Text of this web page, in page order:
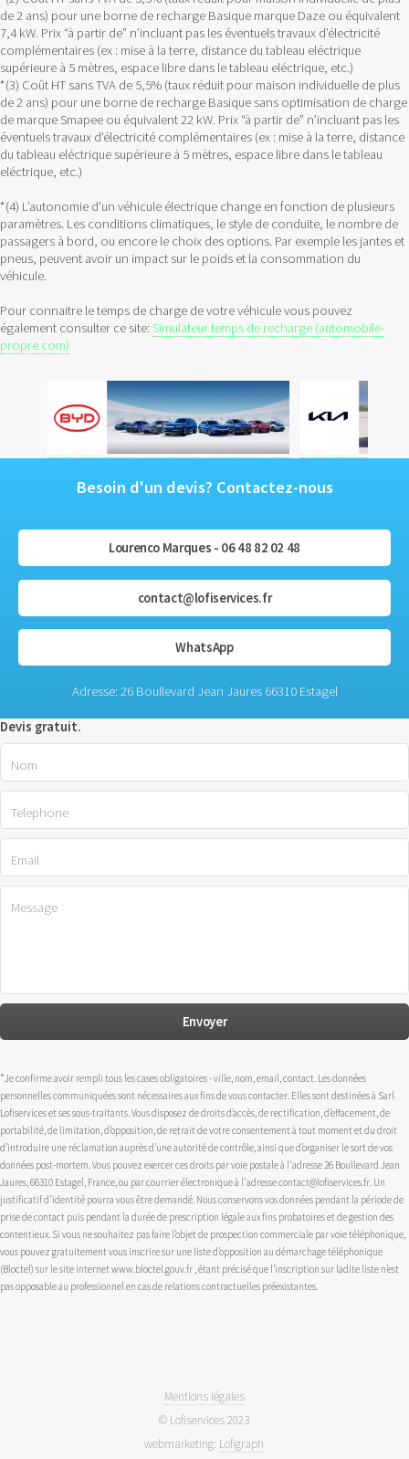
de 2 ans) pour une borne de recharge Basique marque Daze ou équivalent
7,4 kW. Prix “à partir de” n’incluant pas les éventuels travaux d’électricité
complémentaires (ex : mise à la terre, distance du tableau eléctrique
supérieure à 5 mètres, espace libre dans le tableau eléctrique, etc.)
*(3) Coût HT sans TVA de 5,5% (taux réduit pour maison individuelle de plus
de 2 ans) pour une borne de recharge Basique sans optimisation de charge
de marque Smapee ou équivalent 22 kW. Prix “à partir de” n’incluant pas les
éventuels travaux d’électricité complémentaires (ex : mise à la terre, distance
du tableau eléctrique supérieure à 5 mètres, espace libre dans le tableau
eléctrique, etc.)
*(4) L’autonomie d'un véhicule électrique change en fonction de plusieurs
paramètres. Les conditions climatiques, le style de conduite, le nombre de
passagers à bord, ou encore le choix des options. Par exemple les jantes et
pneus, peuvent avoir un impact sur le poids et la consommation du
véhicule.
Pour connaitre le temps de charge de votre véhicule vous pouvez
également consulter ce site: Simulateur temps de recharge (automobile-
propre.com)
Besoin d'un devis? Contactez-nous
Lourenco Marques - 06 48 82 02 48
contact@lofiservices.fr
WhatsApp
Adresse: 26 Boullevard Jean Jaures 66310 Estagel
Devis gratuit.
*Je confirme avoir rempli tous les cases obligatoires - ville, nom, email, contact. Les données
personnelles communiquées sont nécessaires aux fins de vous contacter. Elles sont destinées à Sarl
Lofiservices et ses sous-traitants. Vous disposez de droits d’accès, de rectification, d’effacement, de
portabilité, de limitation, d’opposition, de retrait de votre consentement à tout moment et du droit
d’introduire une réclamation auprès d’une autorité de contrôle, ainsi que d’organiser le sort de vos
données post-mortem. Vous pouvez exercer ces droits par voie postale à l'adresse 26 Boullevard Jean
Jaures, 66310 Estagel, France, ou par courrier électronique à l'adresse contact@lofiservices.fr. Un
justificatif d'identité pourra vous être demandé. Nous conservons vos données pendant la période de
prise de contact puis pendant la durée de prescription légale aux fins probatoires et de gestion des
contentieux. Si vous ne souhaitez pas faire l’objet de prospection commerciale par voie téléphonique,
vous pouvez gratuitement vous inscrire sur une liste d’opposition au démarchage téléphonique
(Bloctel) sur le site internet www.bloctel.gouv.fr , étant précisé que l’inscription sur ladite liste n’est
pas opposable au professionnel en cas de relations contractuelles préexistantes.
Mentions légales
© Lofiservices 2023
webmarketing: Lofigraph